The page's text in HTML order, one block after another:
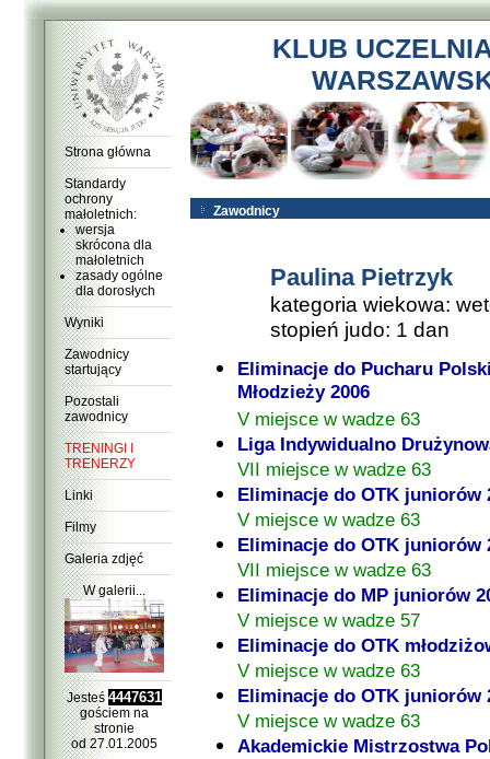
Strona główna
Standardy
ochrony
małoletnich:
wersja
skrócona dla
małoletnich
zasady ogólne
dla dorosłych
Wyniki
Zawodnicy
startujący
Pozostali
zawodnicy
TRENINGI I
TRENERZY
Linki
Filmy
Galeria zdjęć
W galerii...
Jesteś4447631
gościem na
stronie
od 27.01.2005
KLUB
Zawodnicy
Paulina Pietrzyk
kategoria wiekowa:
stopień judo: 1 dan
Eliminacje do Pucharu
Młodzieży 2006
V miejsce w wadze 63
Liga Indywidualno
VII miejsce w wadze 63
Eliminacje do OTK juniorów
V miejsce w wadze 63
Eliminacje do OTK juniorów
VII miejsce w wadze 63
Eliminacje do MP juniorów
V miejsce w wadze 57
Eliminacje do OTK
V miejsce w wadze 63
Eliminacje do OTK juniorów
V miejsce w wadze 63
Akademickie Mistrzostwa